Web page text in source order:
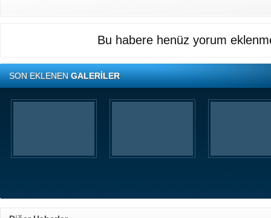
Bu habere henüz yorum
SON EKLENENGALERİLER